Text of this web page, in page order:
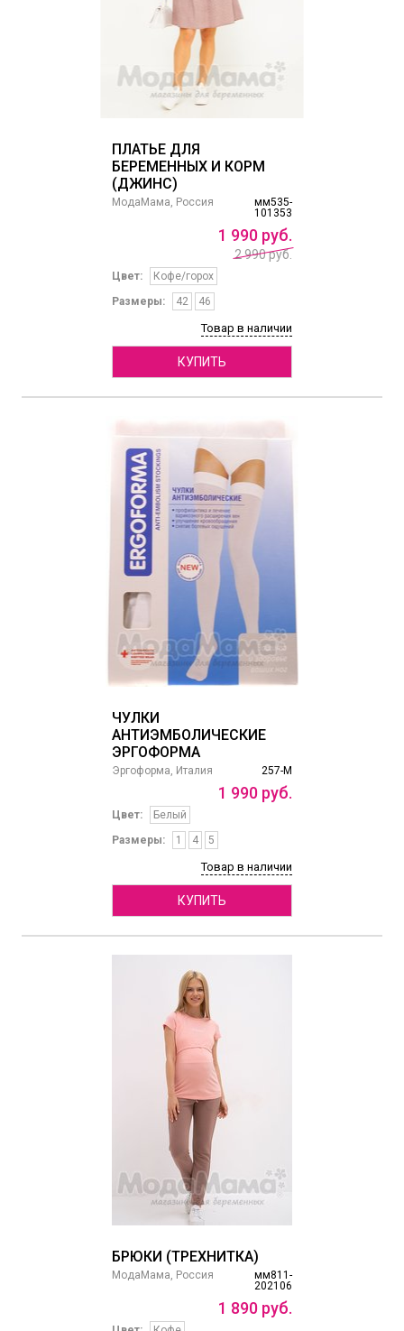
ПЛАТЬЕ ДЛЯ
БЕРЕМЕННЫХ И КОРМ
(ДЖИНС)
мм535-
101353
МодаМама, Россия
1 990 руб.
2 990 руб.
Цвет:
Кофе/горох
Размеры:
42 46
Товар в наличии
КУПИТЬ
ЧУЛКИ
АНТИЭМБОЛИЧЕСКИЕ
ЭРГОФОРМА
257-М
Эргоформа, Италия
1 990 руб.
Цвет:
Белый
Размеры:
1 4 5
Товар в наличии
КУПИТЬ
БРЮКИ (ТРЕХНИТКА)
мм811-
202106
МодаМама, Россия
1 890 руб.